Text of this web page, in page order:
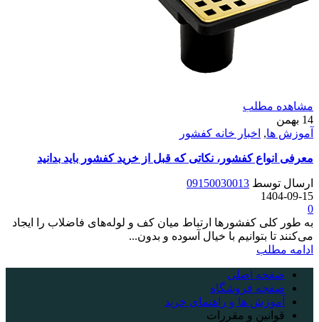
مشاهده مطلب
14 بهمن
آموزش ها, اخبار خانه کفشور
معرفی انواع کفشور، نکاتی که قبل از خرید کفشور باید بدانید
ارسال توسط 09150030013
1404-09-15
0
به طور کلی کفشورها ارتباط میان کف و لوله‌های فاضلاب را ایجاد
می‌کنند تا بتوانیم با خیال آسوده و بدون...
ادامه مطلب
صفحه اصلی
صفحه فروشگاه
آموزش ها و راهنمای خرید
قوانین و مقررات